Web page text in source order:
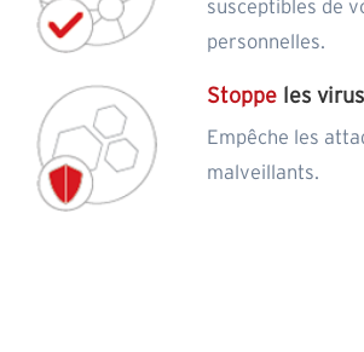
susceptibles de
personnelles.
Stoppe les virus
Empêche les
malveillants.